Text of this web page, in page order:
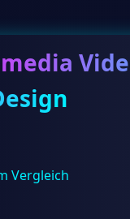
Vergleich
118 werden